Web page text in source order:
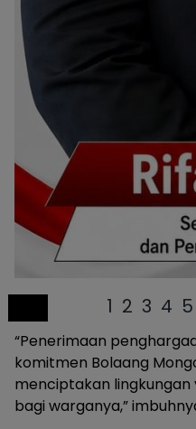
1 2 3 4 5
“Penerimaan
komitmen Bolaang
menciptakan lingkungan
bagi warganya,”